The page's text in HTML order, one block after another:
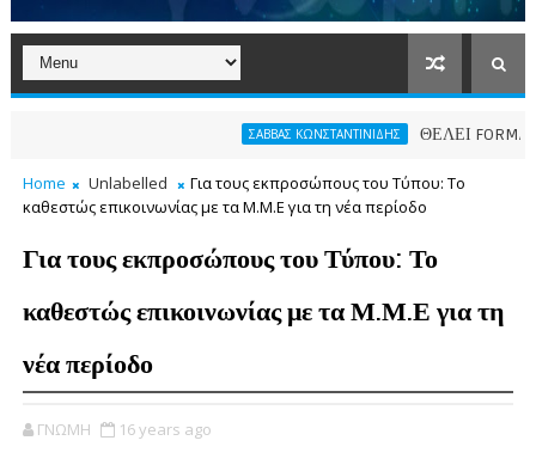
ΣΑΒΒΑΣ ΚΩΝΣΤΑΝΤΙΝΙΔΗΣ ΘΕΛΕΙ FORMAT O
Home Unlabelled
Για τους εκπροσώπους του Τύπου: Το
καθεστώς επικοινωνίας με τα Μ.Μ.Ε για τη νέα περίοδο
Για τους εκπροσώπους του Τύπου: Το
καθεστώς επικοινωνίας με τα Μ.Μ.Ε για τη
νέα περίοδο
ΓΝΩΜΗ 16 years ago